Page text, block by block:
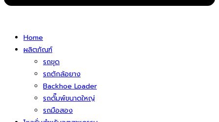
Home
ผลิตภัณฑ์
รถขุด
รถตักล้อยาง
Backhoe Loader
รถดั๊มพ์ขนาดใหญ่
รถมือสอง